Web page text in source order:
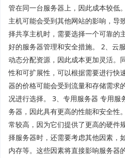
管在同一台服务器上，因此成本较低
主机可能会受到其他网站的影响，导
择共享主机时，需要选择一个可靠的
好的服务器管理和安全措施。 2、云
动态分配资源，因此成本更加灵活。
性和可扩展性，可以根据需要进行快
器的价格可能会受到流量和存储需求
况进行选择。 3、专用服务器 专用服
务器，因此具有更高的性能和安全性
常较高，因为它们提供了更高的硬件
择服务器时，还需要考虑其他因素，
内存等。这些因素将直接影响服务器